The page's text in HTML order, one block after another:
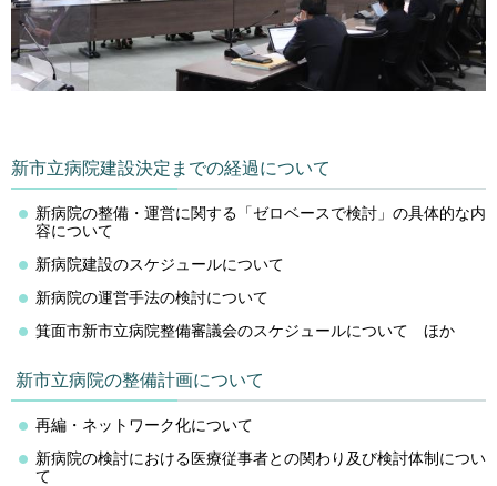
新市立病院建設決定までの経過について
新病院の整備・運営に関する「ゼロベースで検討」の具体的な内
容について
新病院建設のスケジュールについて
新病院の運営手法の検討について
箕面市新市立病院整備審議会のスケジュールについて ほか
新市立病院の整備計画について
再編・ネットワーク化について
新病院の検討における医療従事者との関わり及び検討体制につい
て